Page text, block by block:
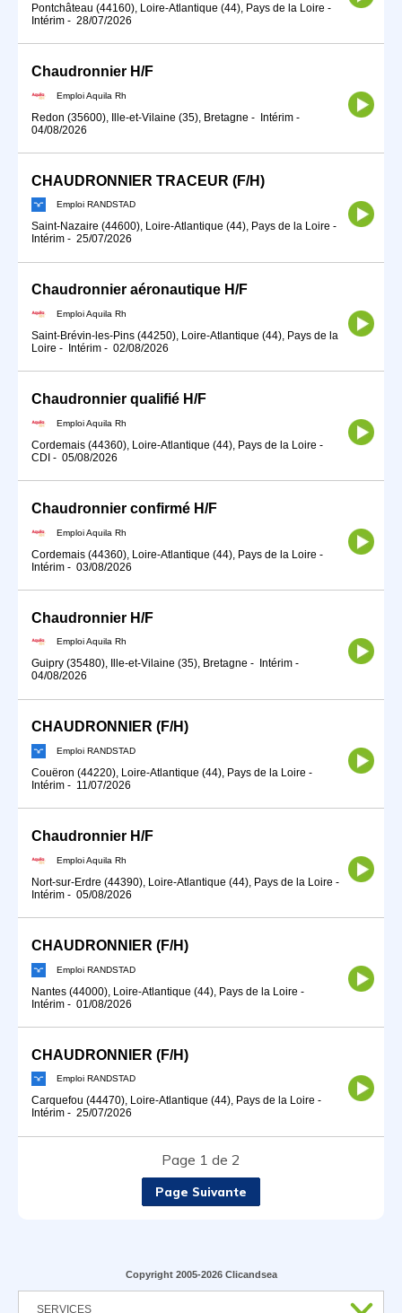
Pontchâteau (44160), Loire-Atlantique (44), Pays de la Loire -
Intérim - 28/07/2026
Chaudronnier H/F
Emploi Aquila Rh
Redon (35600), Ille-et-Vilaine (35), Bretagne - Intérim -
04/08/2026
CHAUDRONNIER TRACEUR (F/H)
Emploi RANDSTAD
Saint-Nazaire (44600), Loire-Atlantique (44), Pays de la Loire -
Intérim - 25/07/2026
Chaudronnier aéronautique H/F
Emploi Aquila Rh
Saint-Brévin-les-Pins (44250), Loire-Atlantique (44), Pays de la
Loire - Intérim - 02/08/2026
Chaudronnier qualifié H/F
Emploi Aquila Rh
Cordemais (44360), Loire-Atlantique (44), Pays de la Loire -
CDI - 05/08/2026
Chaudronnier confirmé H/F
Emploi Aquila Rh
Cordemais (44360), Loire-Atlantique (44), Pays de la Loire -
Intérim - 03/08/2026
Chaudronnier H/F
Emploi Aquila Rh
Guipry (35480), Ille-et-Vilaine (35), Bretagne - Intérim -
04/08/2026
CHAUDRONNIER (F/H)
Emploi RANDSTAD
Couëron (44220), Loire-Atlantique (44), Pays de la Loire -
Intérim - 11/07/2026
Chaudronnier H/F
Emploi Aquila Rh
Nort-sur-Erdre (44390), Loire-Atlantique (44), Pays de la Loire -
Intérim - 05/08/2026
CHAUDRONNIER (F/H)
Emploi RANDSTAD
Nantes (44000), Loire-Atlantique (44), Pays de la Loire -
Intérim - 01/08/2026
CHAUDRONNIER (F/H)
Emploi RANDSTAD
Carquefou (44470), Loire-Atlantique (44), Pays de la Loire -
Intérim - 25/07/2026
Page 1 de 2
Page Suivante
Copyright 2005-2026 Clicandsea
SERVICES